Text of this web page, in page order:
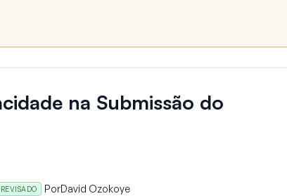
na Submissão do
REVISADO PorDavid Ozokoye